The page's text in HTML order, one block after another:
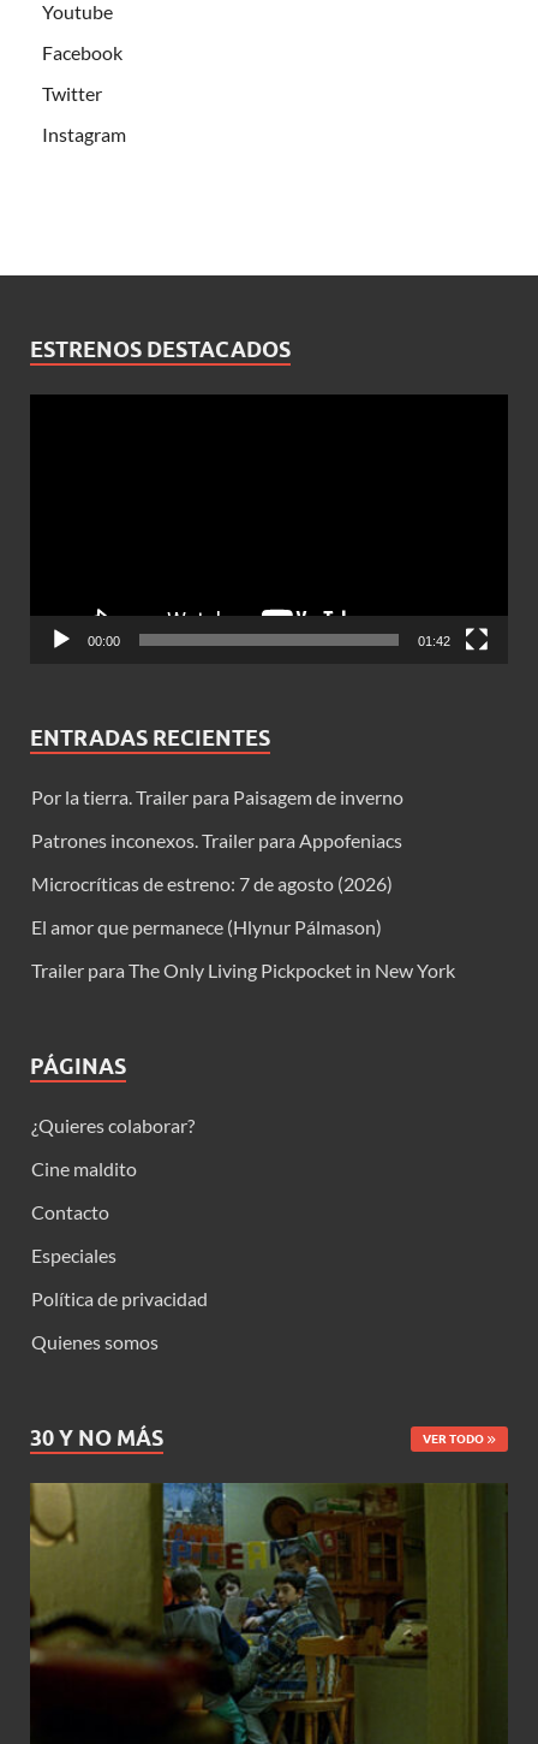
Youtube
Facebook
Twitter
Instagram
ESTRENOS DESTACADOS
00:00 01:42
ENTRADAS RECIENTES
Por la tierra. Trailer para Paisagem de inverno
Patrones inconexos. Trailer para Appofeniacs
Microcríticas de estreno: 7 de agosto (2026)
El amor que permanece (Hlynur Pálmason)
Trailer para The Only Living Pickpocket in New York
PÁGINAS
¿Quieres colaborar?
Cine maldito
Contacto
Especiales
Política de privacidad
Quienes somos
30 Y NO MÁS VER TODO